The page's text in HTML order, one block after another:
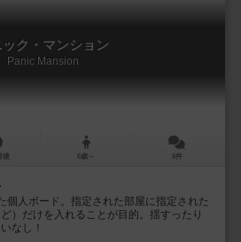
ク・マンション
Panic Mansion
6歳～ 6件
個人ボード。指定された部屋に指定された
）だけを入れることが目的。揺すったり
なし！